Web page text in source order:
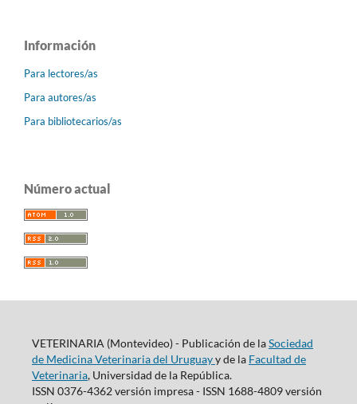
Información
Para lectores/as
Para autores/as
Para bibliotecarios/as
Número actual
VETERINARIA (Montevideo) - Publicación de laSociedad
de Medicina Veterinaria del Uruguayy de la Facultad de
Veterinaria, Universidad de la República.
ISSN 0376-4362 versión impresa - ISSN 1688-4809 versión